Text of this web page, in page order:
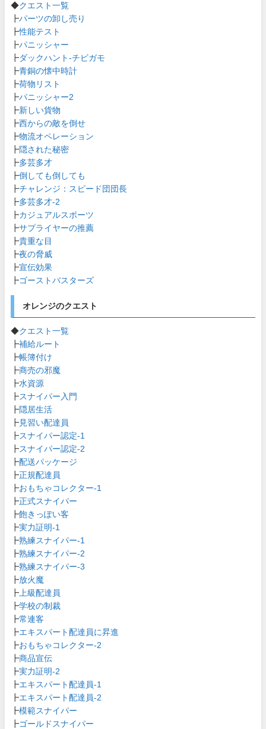
◆クエスト一覧
┣パーツの卸し売り
┣性能テスト
┣パニッシャー
┣ダックハント-チビガモ
┣青銅の懐中時計
┣荷物リスト
┣パニッシャー2
┣新しい貨物
┣西からの敵を倒せ
┣物流オペレーション
┣隠された秘密
┣多芸多才
┣倒しても倒しても
┣チャレンジ：スピード団団長
┣多芸多才-2
┣カジュアルスポーツ
┣サプライヤーの推薦
┣貴重な目
┣夜の脅威
┣宣伝効果
┣ゴーストバスターズ
オレンジのクエスト
◆クエスト一覧
┣補給ルート
┣帳簿付け
┣商売の邪魔
┣水資源
┣スナイパー入門
┣隠居生活
┣ 見習い配達員
┣スナイパー認定-1
┣スナイパー認定-2
┣配送パッケージ
┣正規配達員
┣おもちゃコレクター-1
┣正式スナイパー
┣飽きっぽい客
┣実力証明-1
┣熟練スナイパー-1
┣熟練スナイパー-2
┣熟練スナイパー-3
┣放火魔
┣ 上級配達員
┣学校の制裁
┣常連客
┣エキスパート配達員に昇進
┣おもちゃコレクター-2
┣商品宣伝
┣実力証明-2
┣エキスパート配達員-1
┣エキスパート配達員-2
┣模範スナイパー
┣ゴールドスナイパー